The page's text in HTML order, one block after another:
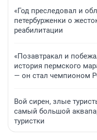
«Год преследовал и
петербурженки о
реабилитации
«Позавтракал и
история пермского
— он стал чемпионом
Вой сирен, злые
самый большой
туристки